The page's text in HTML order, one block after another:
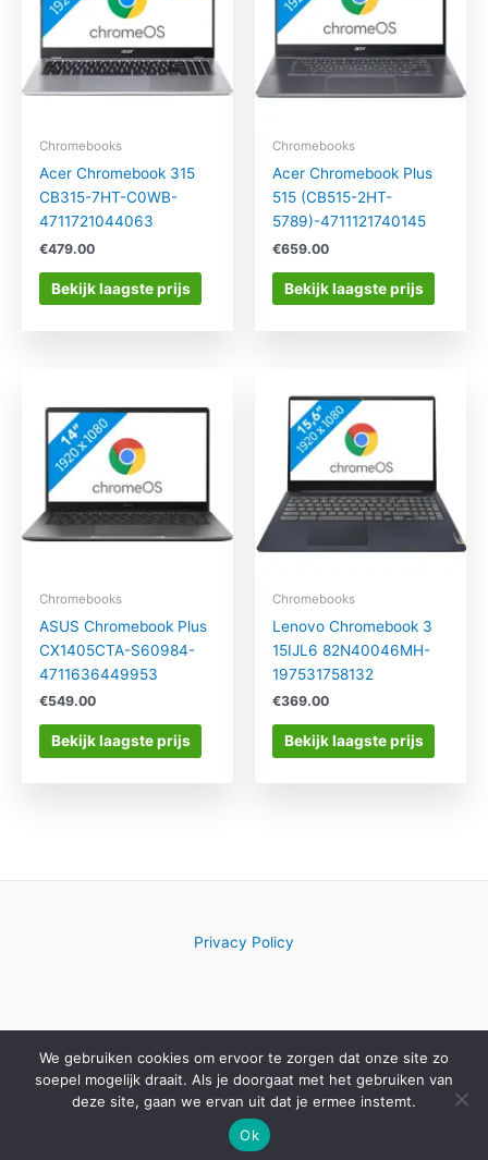
Chromebooks
Acer Chromebook 315
CB315-7HT-C0WB-
4711721044063
€479.00
Bekijk laagste prijs
Chromebooks
Acer Chromebook Plus
515 (CB515-2HT-
5789)-4711121740145
€659.00
Bekijk laagste prijs
Chromebooks
ASUS Chromebook Plus
CX1405CTA-S60984-
4711636449953
€549.00
Bekijk laagste prijs
Chromebooks
Lenovo Chromebook 3
15IJL6 82N40046MH-
197531758132
€369.00
Bekijk laagste prijs
Privacy Policy
Copyright © 2026 Computerwinkelkeuze.nl
We gebruiken cookies om ervoor te zorgen dat onze site zo
soepel mogelijk draait. Als je doorgaat met het gebruiken van
deze site, gaan we ervan uit dat je ermee instemt.
Ok